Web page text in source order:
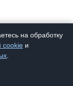
на обработку
cookie и